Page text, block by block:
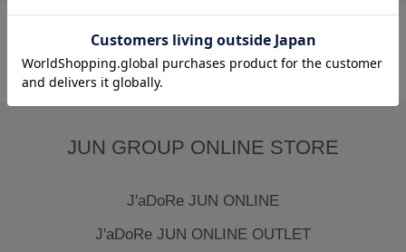
JUN GROUP ONLINE STORE
J'aDoRe JUN ONLINE
J'aDoRe JUN ONLINE OUTLET